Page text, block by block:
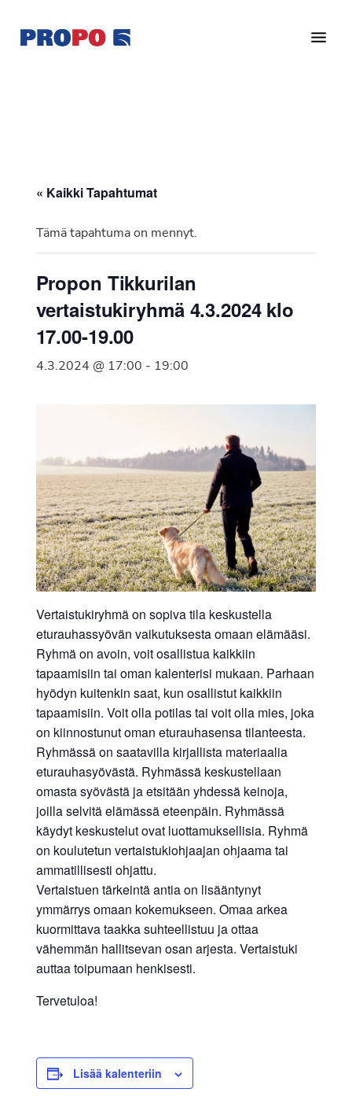
pääsisältöön
alatunnisteeseen
Ry
vuonna
Suomen
Syöpäyhdistyksen
jäsenjärjestö.
« Kaikki Tapahtumat
Tämä tapahtuma on mennyt.
Propon Tikkurilan
vertaistukiryhmä 4.3.2024 klo
17.00-19.00
4.3.2024 @ 17:00 - 19:00
Vertaistukiryhmä on sopiva tila keskustella
eturauhassyövän vaikutuksesta omaan elämääsi.
Ryhmä on avoin, voit osallistua kaikkiin
tapaamisiin tai oman kalenterisi mukaan. Parhaan
hyödyn kuitenkin saat, kun osallistut kaikkiin
tapaamisiin. Voit olla potilas tai voit olla mies, joka
on kiinnostunut oman eturauhasensa tilanteesta.
Ryhmässä on saatavilla kirjallista materiaalia
eturauhasyövästä. Ryhmässä keskustellaan
omasta syövästä ja etsitään yhdessä keinoja,
joilla selvitä elämässä eteenpäin. Ryhmässä
käydyt keskustelut ovat luottamuksellisia. Ryhmä
on koulutetun vertaistukiohjaajan ohjaama tai
ammatillisesti ohjattu.
Vertaistuen tärkeintä antia on lisääntynyt
ymmärrys omaan kokemukseen. Omaa arkea
kuormittava taakka suhteellistuu ja ottaa
vähemmän hallitsevan osan arjesta. Vertaistuki
auttaa toipumaan henkisesti.
Tervetuloa!
Lisää kalenteriin